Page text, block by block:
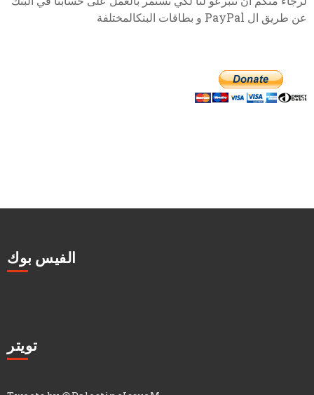
عن طريق ال PayPal و بطاقات البنكالمختلفة
الفيس بوك
تويتر